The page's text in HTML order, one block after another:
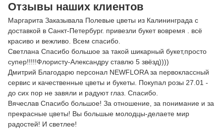
Отзывы наших клиентов
Маргарита Заказывала Полевые цветы из Калининграда с
доставкой в Санкт-Петербург. привезли букет вовремя . всё
красиво и вежливо. Всем спасибо.
Светлана Спасибо большое за такой шикарный букет,просто
супер!!!!!Флористу-Александру ставлю 5 звёзд))))
Дмитрий Благодарю персонал NEWFLORA за первоклассный
сервис и качественные цветы и букеты. Покупал розы 27.01 -
до сих пор не завяли и радуют глаз. Спасибо.
Вячеслав Спасибо большое! За отношение, за понимание и за
прекрасные цветы! Вы большые молодцы-делаете мир
радостей! И светлее!